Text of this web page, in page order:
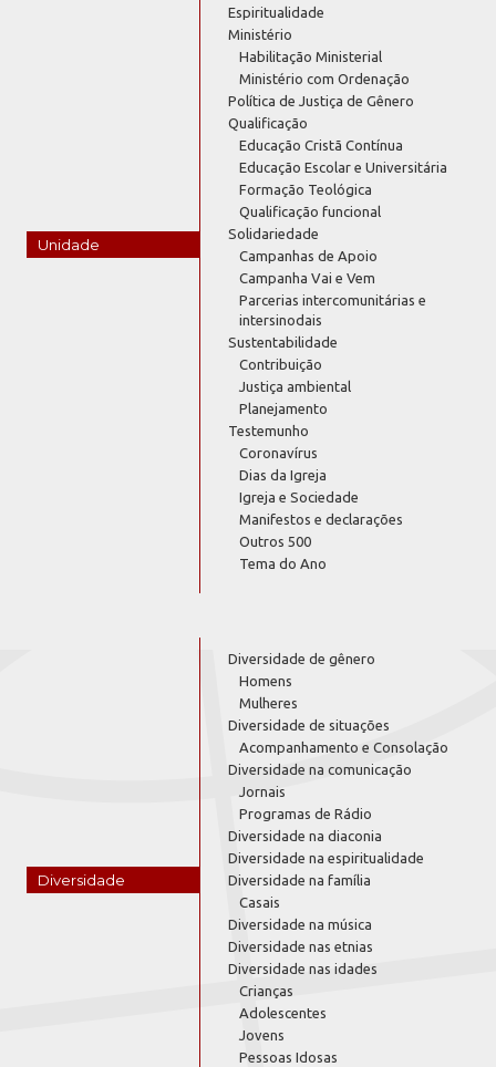
Unidade
Espiritualidade
Ministério
Habilitação Ministerial
Ministério com Ordenação
Política de Justiça de Gênero
Qualificação
Educação Cristã Contínua
Educação Escolar e Universitária
Formação Teológica
Qualificação funcional
Solidariedade
Campanhas de Apoio
Campanha Vai e Vem
Parcerias intercomunitárias e
intersinodais
Sustentabilidade
Contribuição
Justiça ambiental
Planejamento
Testemunho
Coronavírus
Dias da Igreja
Igreja e Sociedade
Manifestos e declarações
Outros 500
Tema do Ano
Diversidade
Diversidade de gênero
Homens
Mulheres
Diversidade de situações
Acompanhamento e Consolação
Diversidade na comunicação
Jornais
Programas de Rádio
Diversidade na diaconia
Diversidade na espiritualidade
Diversidade na família
Casais
Diversidade na música
Diversidade nas etnias
Diversidade nas idades
Crianças
Adolescentes
Jovens
Pessoas Idosas